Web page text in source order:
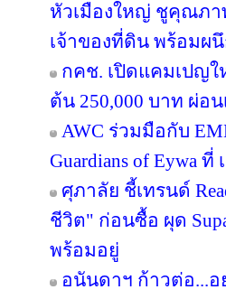
หัวเมืองใหญ่ ชูคุณภา
เจ้าของที่ดิน พร้อมผ
กคช. เปิดแคมเปญใ
ต้น 250,000 บาท ผ่อ
AWC ร่วมมือกับ
Guardians of Eywa
ศุภาลัย ชี้เทรนด์
ชีวิต" ก่อนซื้อ ผุด
พร้อมอยู่
อนันดาฯ ก้าวต่อ...